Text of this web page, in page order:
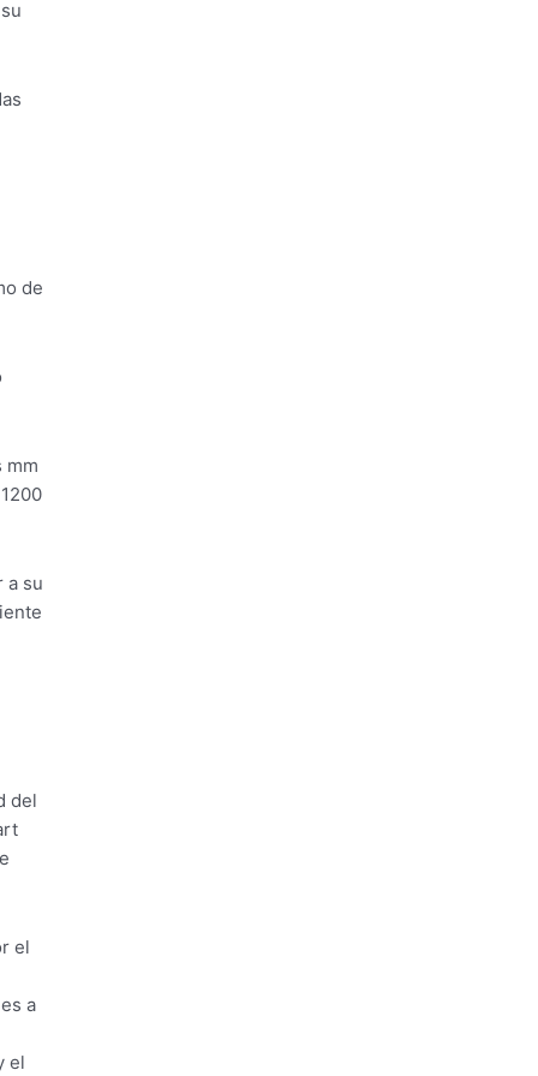
de
mm
a su
del
el
a
el